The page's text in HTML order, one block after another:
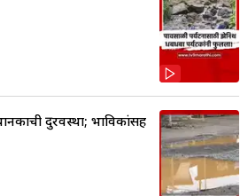
दुरवस्था; भाविकांसह